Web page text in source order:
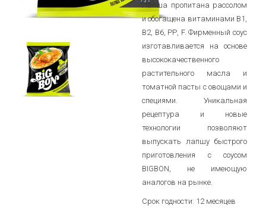
Лапша пропитана рассолом
и обогащена витаминами В1,
В2, В6, РР, F. Фирменный соус
изготавливается на основе
высококачественного
растительного масла и
томатной пасты с овощами и
специями. Уникальная
рецептура и новые
технологии позволяют
выпускать лапшу быстрого
приготовления с соусом
BIGBON, не имеющую
аналогов на рынке.
Срок годности: 12 месяцев